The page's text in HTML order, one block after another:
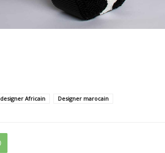
designer Africain Designer marocain